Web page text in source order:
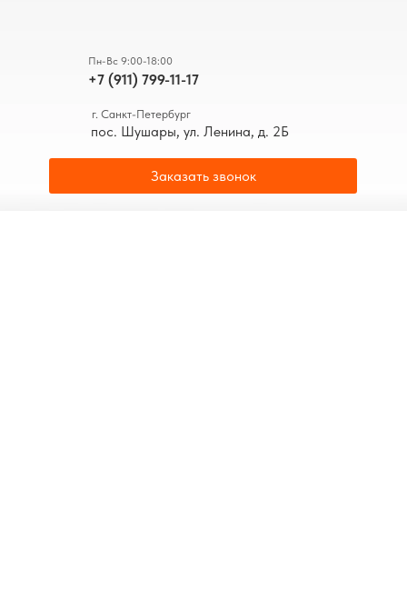
+7 (911) 799-11-17
Пн-Вс 9:00-18:00
Заказать звонок
пос. Шушары, ул. Ленина, д. 2Б
г. Санкт-Петербург